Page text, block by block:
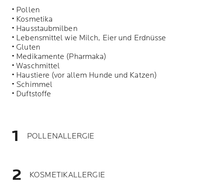
• Pollen
• Kosmetika
• Hausstaubmilben
• Lebensmittel wie Milch, Eier und Erdnüsse
• Gluten
• Medikamente (Pharmaka)
• Waschmittel
• Haustiere (vor allem Hunde und Katzen)
• Schimmel
• Duftstoffe
POLLENALLERGIE
KOSMETIKALLERGIE